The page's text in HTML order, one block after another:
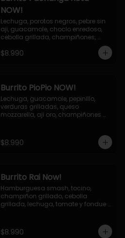
NOW!
Lechuga, porotos negros, pebre sin
aji, guacamole, choclo enredoso,
cebolla grillada, champiñones,
$8.990
Burrito PioPio NOW!
Lechuga, guacamole, pepinillo,
verduras grilladas, queso
mozzarella, aji oro, champiñones
$8.990
Burrito Rai Now!
Hamburguesa smash, tocino,
champiñon grillado, cebolla
grillada, lechuga, tomate y fondue
$8.990